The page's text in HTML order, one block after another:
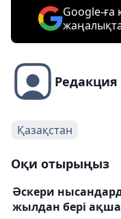
Google-ға
Редакция
Қазақстан
Оқи отырыңыз
Әскери
жылдан бері